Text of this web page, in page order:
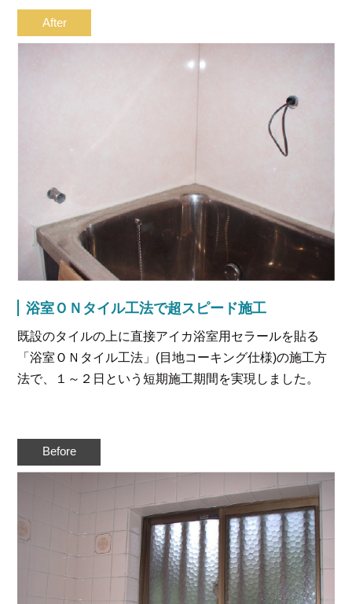
After
浴室ＯＮタイル工法で超スピード施工
既設のタイルの上に直接アイカ浴室用セラールを貼る
「浴室ＯＮタイル工法」(目地コーキング仕様)の施工方
法で、１～２日という短期施工期間を実現しました。
Before